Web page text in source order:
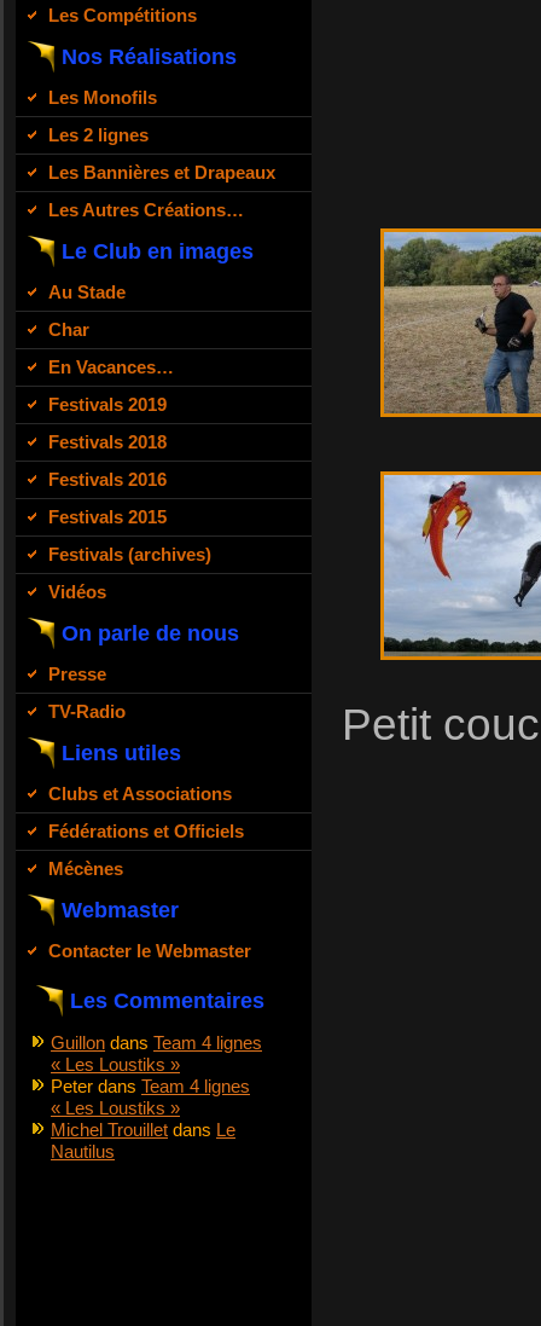
Les Compétitions
Nos Réalisations
Les Monofils
Les 2 lignes
Les Bannières et Drapeaux
Les Autres Créations…
Le Club en images
Au Stade
Char
En Vacances…
Festivals 2019
Festivals 2018
Festivals 2016
Festivals 2015
Festivals (archives)
Vidéos
On parle de nous
Presse
TV-Radio
Liens utiles
Clubs et Associations
Fédérations et Officiels
Mécènes
Webmaster
Contacter le Webmaster
Les Commentaires
Guillon dans Team 4 lignes
« Les Loustiks »
Peter dans Team 4 lignes
« Les Loustiks »
Michel Trouillet dans Le
Nautilus
Petit